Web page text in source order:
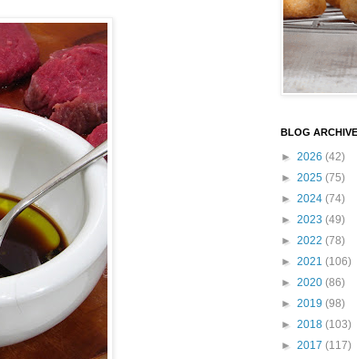
BLOG ARCHIVE
► 2026 (42)
► 2025 (75)
► 2024 (74)
► 2023 (49)
► 2022 (78)
► 2021 (106)
► 2020 (86)
► 2019 (98)
► 2018 (103)
► 2017 (117)